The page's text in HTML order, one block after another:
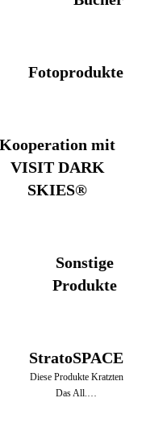
Fotoprodukte
Kooperation mit
VISIT DARK
SKIES®
Sonstige
Produkte
StratoSPACE
Diese Produkte Kratzten
Das All.…